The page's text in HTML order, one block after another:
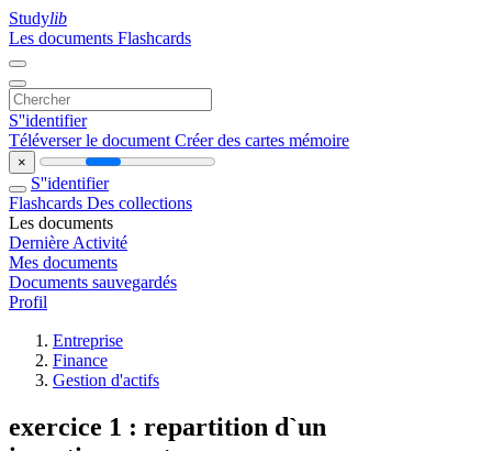
Studylib
Les documents Flashcards
S''identifier
Téléverser le document Créer des cartes mémoire
×
S''identifier
Flashcards Des collections
Les documents
Dernière Activité
Mes documents
Documents sauvegardés
Profil
Entreprise
Finance
Gestion d'actifs
exercice 1 : repartition d`un